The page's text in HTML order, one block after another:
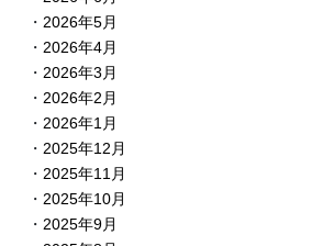
2026年5月
2026年4月
2026年3月
2026年2月
2026年1月
2025年12月
2025年11月
2025年10月
2025年9月